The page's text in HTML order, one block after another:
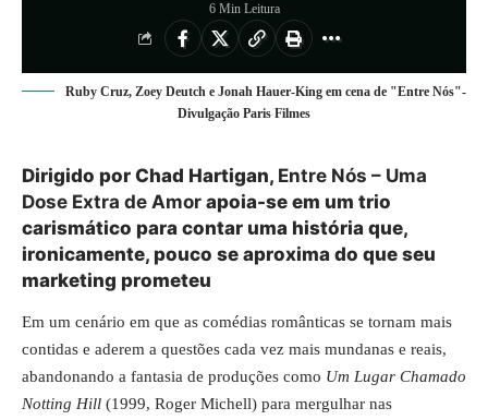
6 Min Leitura
Ruby Cruz, Zoey Deutch e Jonah Hauer-King em cena de "Entre Nós"-
Divulgação Paris Filmes
Dirigido por Chad Hartigan, Entre Nós – Uma
Dose Extra de Amor apoia-se em um trio
carismático para contar uma história que,
ironicamente, pouco se aproxima do que seu
marketing prometeu
Em um cenário em que as comédias românticas se tornam mais
contidas e aderem a questões cada vez mais mundanas e reais,
abandonando a fantasia de produções como Um Lugar Chamado
Notting Hill (1999, Roger Michell) para mergulhar nas